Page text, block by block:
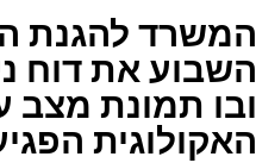
המשרד להגנת
השבוע את דוח
ובו תמונת
האקולוגית